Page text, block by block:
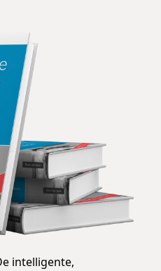
intelligente,